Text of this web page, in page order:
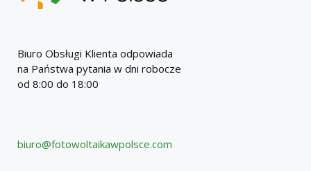
Biuro Obsługi Klienta odpowiada
na Państwa pytania w dni robocze
od 8:00 do 18:00
biuro@fotowoltaikawpolsce.com